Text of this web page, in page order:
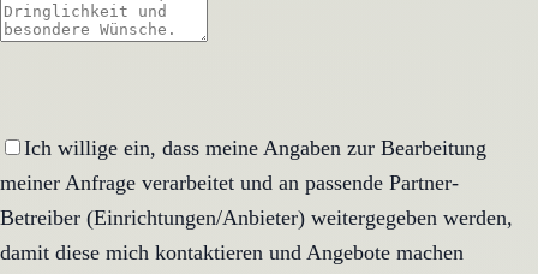
Ich willige ein, dass meine Angaben zur Bearbeitung
meiner Anfrage verarbeitet und an passende Partner-
Betreiber (Einrichtungen/Anbieter) weitergegeben werden,
damit diese mich kontaktieren und Angebote machen